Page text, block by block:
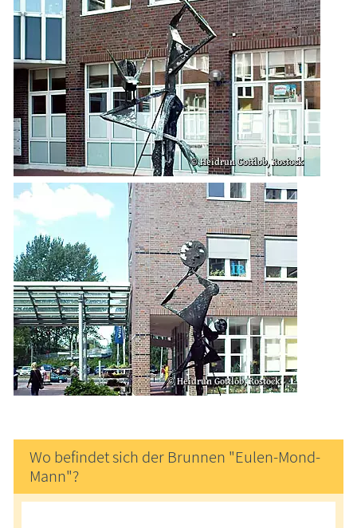
Wo befindet sich der Brunnen "Eulen-Mond-
Mann"?